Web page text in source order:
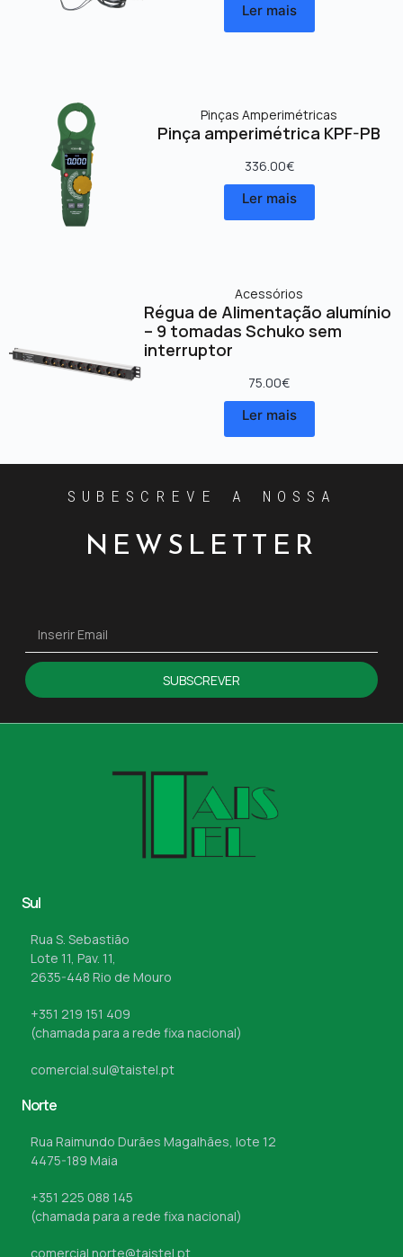
Ler mais
Pinças Amperimétricas
Pinça amperimétrica KPF-PB
336.00€
Ler mais
Acessórios
Régua de Alimentação alumínio
– 9 tomadas Schuko sem
interruptor
75.00€
Ler mais
SUBESCREVE A NOSSA
NEWSLETTER
SUBSCREVER
Sul
Rua S. Sebastião
Lote 11, Pav. 11,
2635-448 Rio de Mouro
+351 219 151 409
(chamada para a rede fixa nacional)
comercial.sul@taistel.pt
Norte
Rua Raimundo Durães Magalhães, lote 12
4475-189 Maia
+351 225 088 145
(chamada para a rede fixa nacional)
comercial.norte@taistel.pt